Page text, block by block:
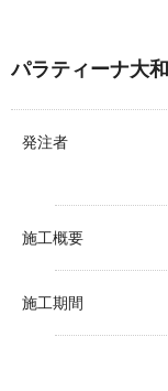
パラティーナ大
発注者
施工概要
施工期間